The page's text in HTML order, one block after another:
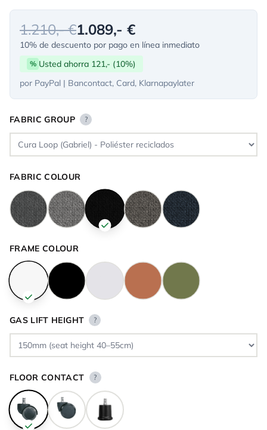
1.210,- €1.089,- €
10% de descuento por pago en línea inmediato
% Usted ahorra 121,- (10%)
por PayPal | Bancontact, Card, Klarnapaylater
FABRIC GROUP ?
FABRIC COLOUR
FRAME COLOUR
GAS LIFT HEIGHT ?
FLOOR CONTACT ?